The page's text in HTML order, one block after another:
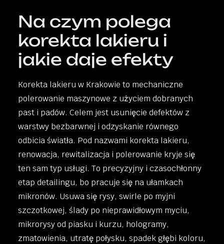
Na czym polega
korekta lakieru i
jakie daje efekty
Korekta lakieru w Krakowie to mechaniczne
polerowanie maszynowe z użyciem dobranych
past i padów. Celem jest usunięcie defektów z
warstwy bezbarwnej i odzyskanie równego
odbicia światła. Pod nazwami korekta lakieru,
renowacja, rewitalizacja i polerowanie kryje się
ten sam typ usługi. To precyzyjny i czasochłonny
etap detailingu, bo pracuje się na ułamkach
mikronów. Usuwa się rysy, swirle po myjni
szczotkowej, ślady po nieprawidłowym myciu,
mikrorysy od piasku i kurzu, hologramy,
zmatowienia, utratę połysku, spadek głębi koloru,